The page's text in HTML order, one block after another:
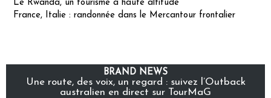
Le Rwanda, un tourisme à haute altitude
France, Italie : randonnée dans le Mercantour frontalier
BRAND NEWS
Une route, des voix, un regard : suivez l’Outback
australien en direct sur TourMaG